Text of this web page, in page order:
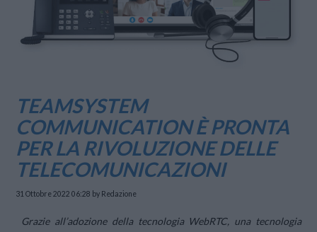
TEAMSYSTEM
COMMUNICATION È PRONTA
PER LA RIVOLUZIONE DELLE
TELECOMUNICAZIONI
31 Ottobre 2022 06:28 by Redazione
Grazie all’adozione della tecnologia WebRTC, una tecnologia